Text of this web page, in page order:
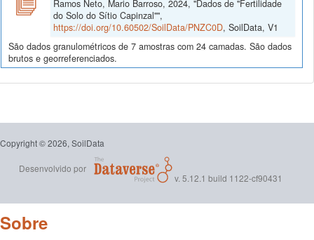
Ramos Neto, Mario Barroso, 2024, "Dados de "Fertilidade
do Solo do Sítio Capinzal"",
https://doi.org/10.60502/SoilData/PNZC0D, SoilData, V1
São dados granulométricos de 7 amostras com 24 camadas. São dados
brutos e georreferenciados.
Copyright © 2026, SoilData
Desenvolvido por
v. 5.12.1 build 1122-cf90431
Sobre